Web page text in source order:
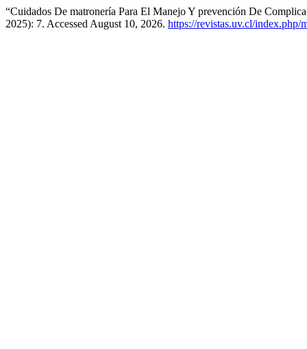
“Cuidados De matronería Para El Manejo Y prevención De
2025): 7. Accessed August 10, 2026. https://revistas.uv.cl/index.php/